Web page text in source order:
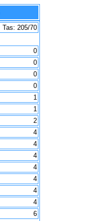
Tas: 205/70
0
0
0
0
1
1
2
4
4
4
4
4
4
4
6